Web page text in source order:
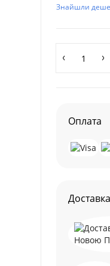
Знайшли
Оплата
Доставка